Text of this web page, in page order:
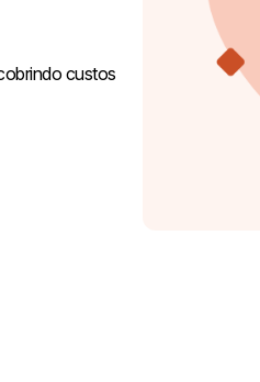
custos